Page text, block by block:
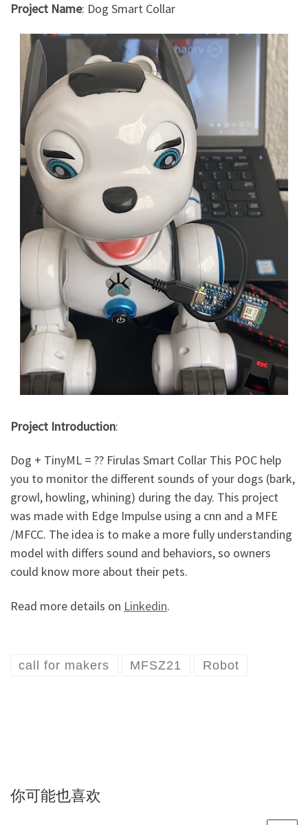
Project Name: Dog Smart Collar
Project Introduction:
Dog + TinyML = ?? Firulas Smart Collar This POC help
you to monitor the different sounds of your dogs (bark,
growl, howling, whining) during the day. This project
was made with Edge Impulse using a cnn and a MFE
/MFCC. The idea is to make a more fully understanding
model with differs sound and behaviors, so owners
could know more about their pets.
Read more details on Linkedin.
call for makers MFSZ21 Robot
你可能也喜欢